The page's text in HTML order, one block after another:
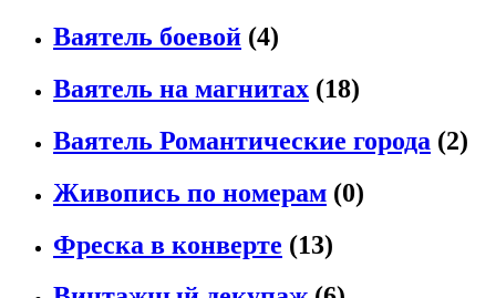
Ваятель боевой (4)
Ваятель на магнитах (18)
Ваятель Романтические города (2)
Живопись по номерам (0)
Фреска в конверте (13)